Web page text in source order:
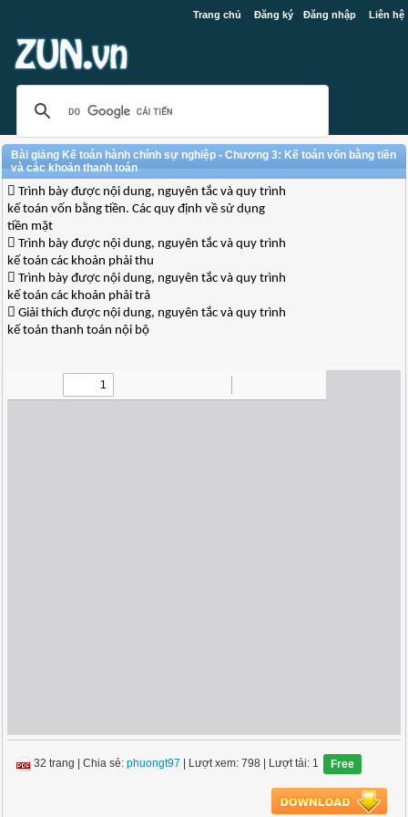
Trang chủ Đăng ký Đăng nhập Liên hệ
Bài giảng Kế toán hành chính sự nghiệp - Chương 3: Kế toán vốn bằng tiền
và các khoản thanh toán
 Trình bày được nội dung, nguyên tắc và quy trình
kế toán vốn bằng tiền. Các quy định về sử dụng
tiền mặt
 Trình bày được nội dung, nguyên tắc và quy trình
kế toán các khoản phải thu
 Trình bày được nội dung, nguyên tắc và quy trình
kế toán các khoản phải trả
 Giải thích được nội dung, nguyên tắc và quy trình
kế toán thanh toán nội bộ
32 trang |Chia sẻ:phuongt97 | Lượt xem: 798 | Lượt tải: 1 Free